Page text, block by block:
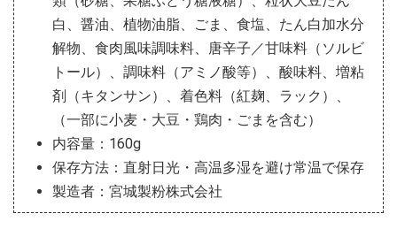
白、醤油、植物油脂、ごま、食塩、たん白加水分
解物、食肉風味調味料、唐辛子／甘味料（ソルビ
トール）、調味料（アミノ酸等）、酸味料、増粘
剤（キタンサン）、着色料（紅麹、ラック）、
（一部に小麦・大豆・鶏肉・ごまを含む）
内容量：160g
保存方法：直射日光・高温多湿を避け常温で保存
製造者：宮城製粉株式会社